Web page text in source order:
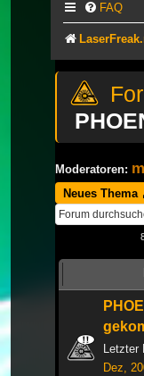
FAQ
Moderatoren:
Neues Thema
Letzter
Dez,